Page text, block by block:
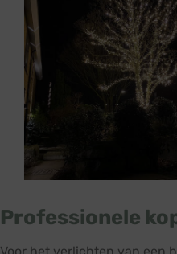
Professionele
Voor het verlichten van een